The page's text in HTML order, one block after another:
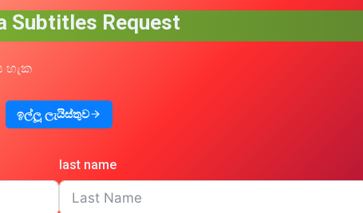
Subtitles Request
හැක
ඉල්ලූ ලැයිස්තුව
last name